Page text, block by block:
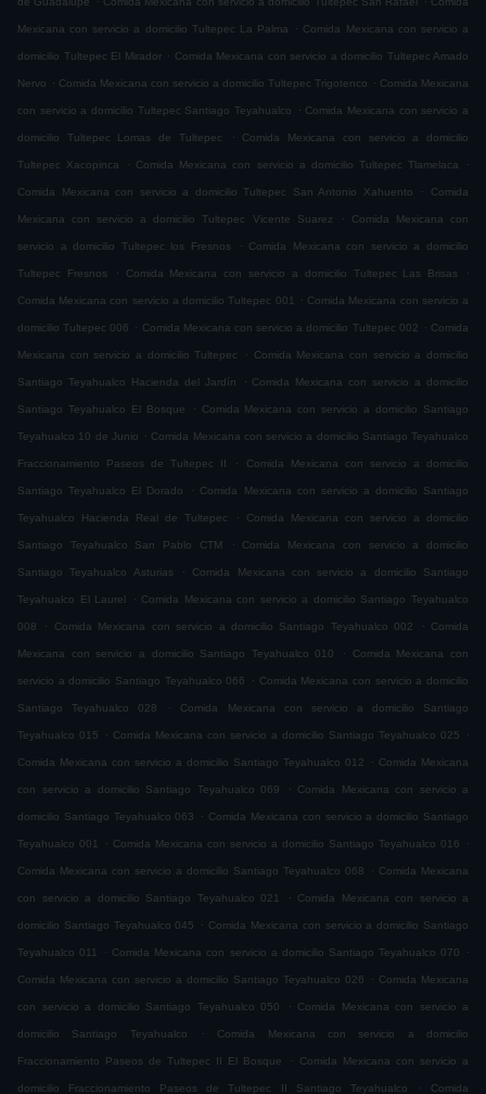
Mexicana con servicio a domicilio Tultepec La Palma . Comida Mexicana con servicio a
domicilio Tultepec El Mirador . Comida Mexicana con servicio a domicilio Tultepec Amado
Nervo . Comida Mexicana con servicio a domicilio Tultepec Trigotenco . Comida Mexicana
con servicio a domicilio Tultepec Santiago Teyahualco . Comida Mexicana con servicio a
domicilio Tultepec Lomas de Tultepec . Comida Mexicana con servicio a domicilio
Tultepec Xacopinca . Comida Mexicana con servicio a domicilio Tultepec Tlamelaca .
Comida Mexicana con servicio a domicilio Tultepec San Antonio Xahuento . Comida
Mexicana con servicio a domicilio Tultepec Vicente Suarez . Comida Mexicana con
servicio a domicilio Tultepec los Fresnos . Comida Mexicana con servicio a domicilio
Tultepec Fresnos . Comida Mexicana con servicio a domicilio Tultepec Las Brisas .
Comida Mexicana con servicio a domicilio Tultepec 001 . Comida Mexicana con servicio a
domicilio Tultepec 006 . Comida Mexicana con servicio a domicilio Tultepec 002 . Comida
Mexicana con servicio a domicilio Tultepec . Comida Mexicana con servicio a domicilio
Santiago Teyahualco Hacienda del Jardín . Comida Mexicana con servicio a domicilio
Santiago Teyahualco El Bosque . Comida Mexicana con servicio a domicilio Santiago
Teyahualco 10 de Junio . Comida Mexicana con servicio a domicilio Santiago Teyahualco
Fraccionamiento Paseos de Tultepec II . Comida Mexicana con servicio a domicilio
Santiago Teyahualco El Dorado . Comida Mexicana con servicio a domicilio Santiago
Teyahualco Hacienda Real de Tultepec . Comida Mexicana con servicio a domicilio
Santiago Teyahualco San Pablo CTM . Comida Mexicana con servicio a domicilio
Santiago Teyahualco Asturias . Comida Mexicana con servicio a domicilio Santiago
Teyahualco El Laurel . Comida Mexicana con servicio a domicilio Santiago Teyahualco
008 . Comida Mexicana con servicio a domicilio Santiago Teyahualco 002 . Comida
Mexicana con servicio a domicilio Santiago Teyahualco 010 . Comida Mexicana con
servicio a domicilio Santiago Teyahualco 066 . Comida Mexicana con servicio a domicilio
Santiago Teyahualco 028 . Comida Mexicana con servicio a domicilio Santiago
Teyahualco 015 . Comida Mexicana con servicio a domicilio Santiago Teyahualco 025 .
Comida Mexicana con servicio a domicilio Santiago Teyahualco 012 . Comida Mexicana
con servicio a domicilio Santiago Teyahualco 069 . Comida Mexicana con servicio a
domicilio Santiago Teyahualco 063 . Comida Mexicana con servicio a domicilio Santiago
Teyahualco 001 . Comida Mexicana con servicio a domicilio Santiago Teyahualco 016 .
Comida Mexicana con servicio a domicilio Santiago Teyahualco 068 . Comida Mexicana
con servicio a domicilio Santiago Teyahualco 021 . Comida Mexicana con servicio a
domicilio Santiago Teyahualco 045 . Comida Mexicana con servicio a domicilio Santiago
Teyahualco 011 . Comida Mexicana con servicio a domicilio Santiago Teyahualco 070 .
Comida Mexicana con servicio a domicilio Santiago Teyahualco 026 . Comida Mexicana
con servicio a domicilio Santiago Teyahualco 050 . Comida Mexicana con servicio a
domicilio Santiago Teyahualco . Comida Mexicana con servicio a domicilio
Fraccionamiento Paseos de Tultepec II El Bosque . Comida Mexicana con servicio a
domicilio Fraccionamiento Paseos de Tultepec II Santiago Teyahualco . Comida